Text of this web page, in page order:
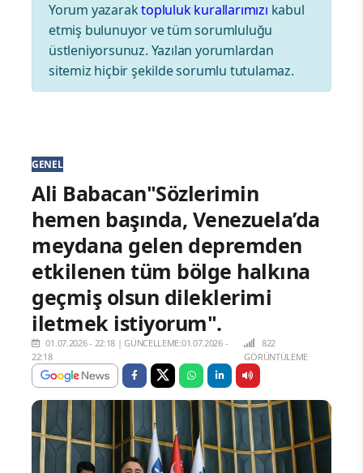
Yorum yazaraktopluluk kurallarımızı kabul
etmiş bulunuyor ve tüm sorumluluğu
üstleniyorsunuz. Yazılan yorumlardan
sitemiz hiçbir şekilde sorumlu tutulamaz.
GENEL
Ali Babacan"Sözlerimin
hemen başında, Venezuela’da
meydana gelen depremden
etkilenen tüm bölge halkına
geçmiş olsun dileklerimi
iletmek istiyorum".
01.07.2026 - 22:18 |GÜNCELLEME:01.07.2026 -
22:18
822
GÖRÜNTÜLEME